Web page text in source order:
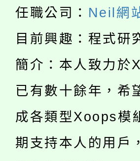
場熱烈登場!
8/21下午1
YOUNG桃
局官網。
8月14至27
開!
115年桃園
田徑場及游
桃園市低收
視費優惠，
大園自造教
任職公司： Neil網
目前興趣：程式研
簡介：本人致力於
已有數十餘年，希
成各類型Xoops模
期支持本人的用戶